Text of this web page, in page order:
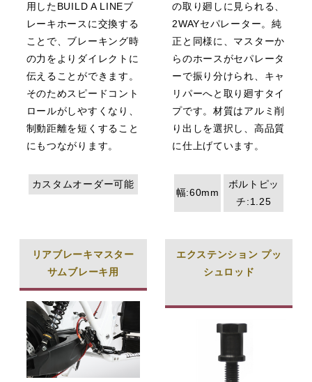
用したBUILD A LINEブ
レーキホースに交換する
ことで、ブレーキング時
の力をよりダイレクトに
伝えることができます。
そのためスピードコント
ロールがしやすくなり、
制動距離を短くすること
にもつながります。
カスタムオーダー可能
の取り廻しに見られる、
2WAYセパレーター。純
正と同様に、マスターか
らのホースがセパレータ
ーで振り分けられ、キャ
リパーへと取り廻すタイ
プです。材質はアルミ削
り出しを選択し、高品質
に仕上げています。
幅:60mm
ボルトピッ
チ:1.25
リアブレーキマスター
サムブレーキ用
エクステンション プッ
シュロッド